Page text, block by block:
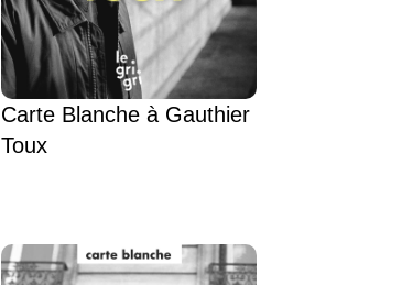
Carte Blanche à Gauthier
Toux